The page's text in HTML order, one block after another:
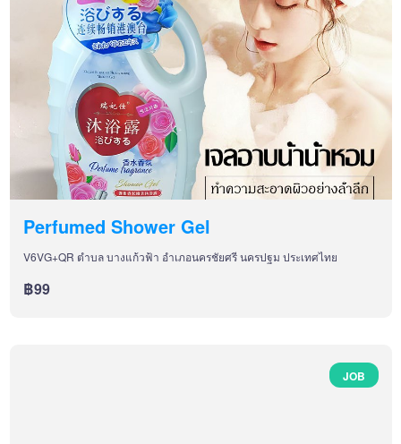
Perfumed Shower Gel
V6VG+QR ตำบล บางแก้วฟ้า อำเภอนครชัยศรี นครปฐม ประเทศไทย
฿99
JOB